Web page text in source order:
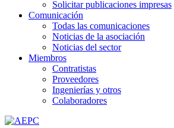
Solicitar publicaciones impresas
Comunicación
Todas las comunicaciones
Noticias de la asociación
Noticias del sector
Miembros
Contratistas
Proveedores
Ingenierías y otros
Colaboradores